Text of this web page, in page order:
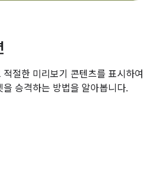
절한 미리보기 콘텐츠를 표시하여
승격하는 방법을 알아봅니다.